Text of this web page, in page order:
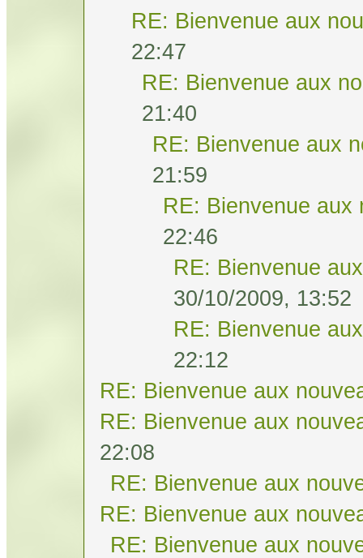
RE: Bienvenue aux
22:47
RE: Bienvenue aux
21:40
RE: Bienvenue aux
21:59
RE: Bienvenue aux
22:46
RE: Bienvenue
30/10/2009, 13:52
RE: Bienvenue
22:12
RE: Bienvenue aux
RE: Bienvenue aux
22:08
RE: Bienvenue aux
RE: Bienvenue aux
RE: Bienvenue aux